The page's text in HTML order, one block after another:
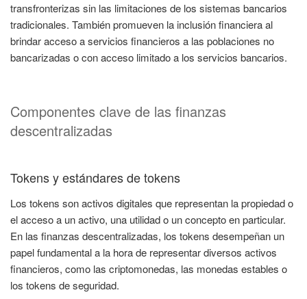
transfronterizas sin las limitaciones de los sistemas bancarios
tradicionales. También promueven la inclusión financiera al
brindar acceso a servicios financieros a las poblaciones no
bancarizadas o con acceso limitado a los servicios bancarios.
Componentes clave de las finanzas
descentralizadas
Tokens y estándares de tokens
Los tokens son activos digitales que representan la propiedad o
el acceso a un activo, una utilidad o un concepto en particular.
En las finanzas descentralizadas, los tokens desempeñan un
papel fundamental a la hora de representar diversos activos
financieros, como las criptomonedas, las monedas estables o
los tokens de seguridad.